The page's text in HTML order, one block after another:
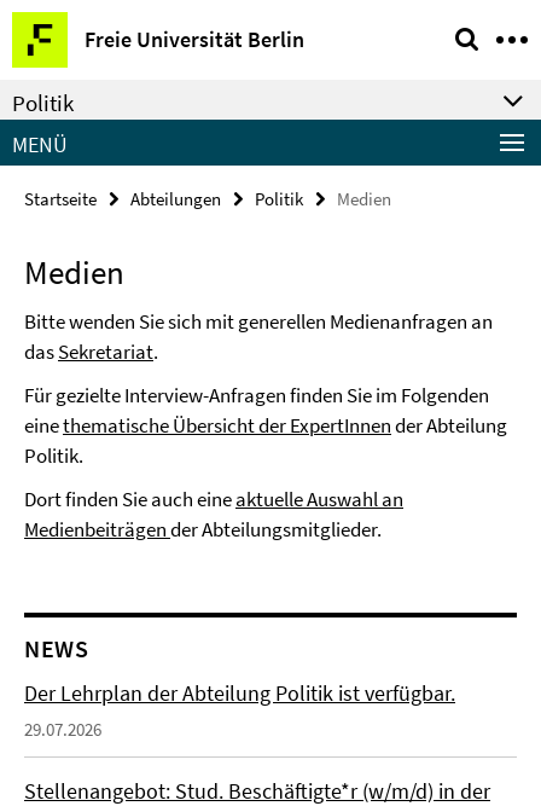
Springe
direkt
zu
Inhalt
Freie Universität Berlin
Service-
Navigation
Politik
MENÜ
Startseite Abteilungen Politik Medien
Medien
Bitte wenden Sie sich mit generellen Medienanfragen an
dasSekretariat.
Für gezielte Interview-Anfragen finden Sie im Folgenden
einethematische Übersicht der ExpertInnender Abteilung
Politik.
Dort finden Sie auch eineaktuelle Auswahl an
Medienbeiträgender Abteilungsmitglieder.
NEWS
Der Lehrplan der Abteilung Politik ist verfügbar.
29.07.2026
Stellenangebot: Stud. Beschäftigte*r (w/m/d) in der